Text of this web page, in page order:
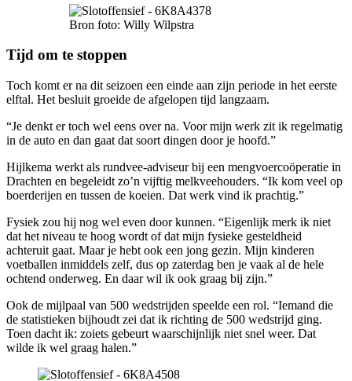
Bron foto: Willy Wilpstra
Tijd om te stoppen
Toch komt er na dit seizoen een einde aan zijn periode in het eerste
elftal. Het besluit groeide de afgelopen tijd langzaam.
“Je denkt er toch wel eens over na. Voor mijn werk zit ik regelmatig
in de auto en dan gaat dat soort dingen door je hoofd.”
Hijlkema werkt als rundvee-adviseur bij een mengvoercoöperatie in
Drachten en begeleidt zo’n vijftig melkveehouders. “Ik kom veel op
boerderijen en tussen de koeien. Dat werk vind ik prachtig.”
Fysiek zou hij nog wel even door kunnen. “Eigenlijk merk ik niet
dat het niveau te hoog wordt of dat mijn fysieke gesteldheid
achteruit gaat. Maar je hebt ook een jong gezin. Mijn kinderen
voetballen inmiddels zelf, dus op zaterdag ben je vaak al de hele
ochtend onderweg. En daar wil ik ook graag bij zijn.”
Ook de mijlpaal van 500 wedstrijden speelde een rol. “Iemand die
de statistieken bijhoudt zei dat ik richting de 500 wedstrijd ging.
Toen dacht ik: zoiets gebeurt waarschijnlijk niet snel weer. Dat
wilde ik wel graag halen.”